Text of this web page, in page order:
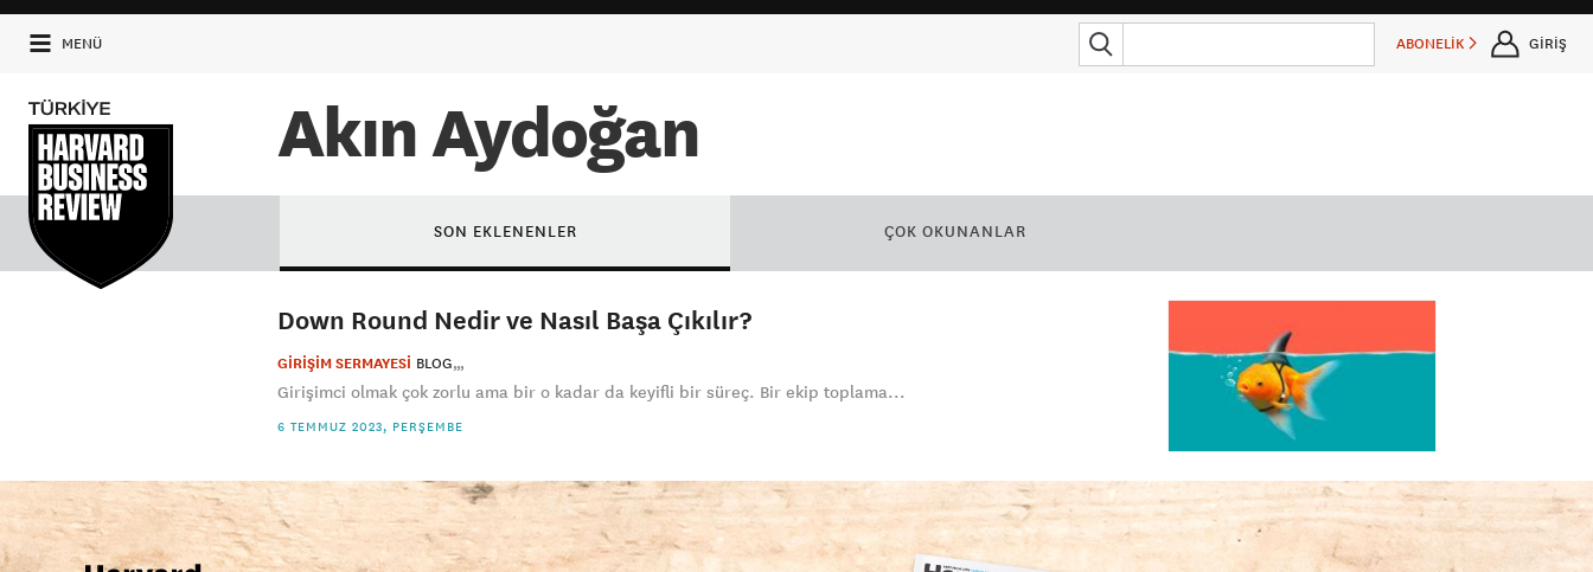
MENÜ ABONELİK GİRİŞ
Akın Aydoğan
SON EKLENENLER ÇOK OKUNANLAR
Down Round Nedir ve Nasıl Başa Çıkılır?
GİRİŞİM SERMAYESİ BLOG
Girişimci olmak çok zorlu ama bir o kadar da keyifli bir süreç. Bir ekip toplama...
6 TEMMUZ 2023, PERŞEMBE